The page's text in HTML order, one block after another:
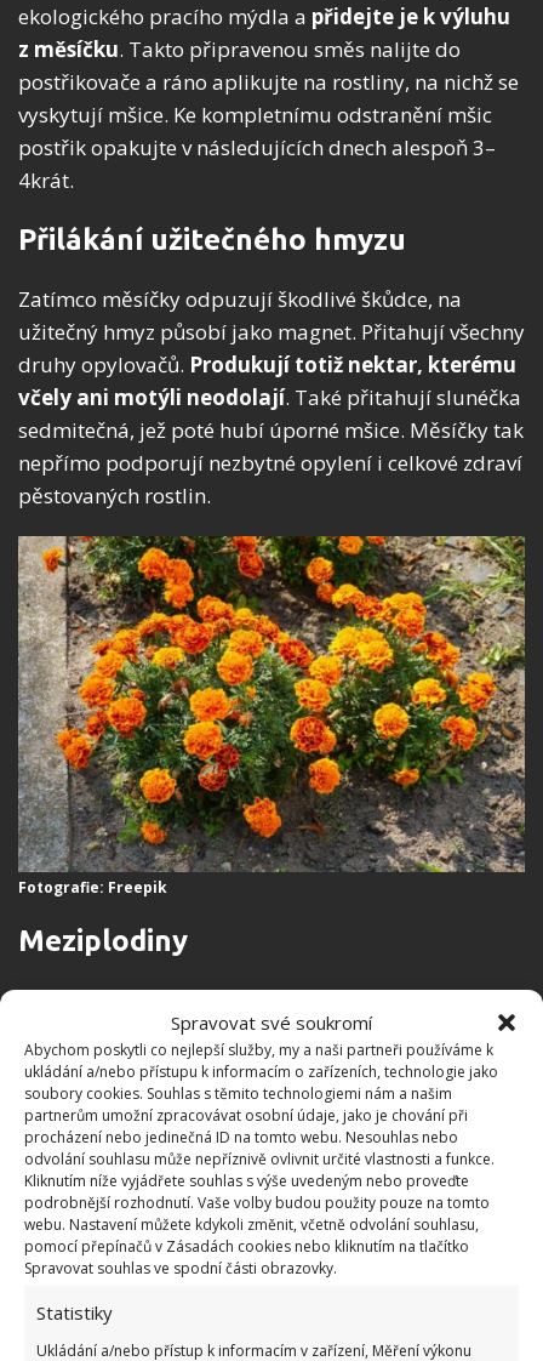
Spravovat své soukromí
Abychom poskytli co nejlepší služby, my a naši partneři používáme k
ukládání a/nebo přístupu k informacím o zařízeních, technologie jako
soubory cookies. Souhlas s těmito technologiemi nám a našim
partnerům umožní zpracovávat osobní údaje, jako je chování při
procházení nebo jedinečná ID na tomto webu. Nesouhlas nebo
odvolání souhlasu může nepříznivě ovlivnit určité vlastnosti a funkce.
Kliknutím níže vyjádřete souhlas s výše uvedeným nebo proveďte
podrobnější rozhodnutí. Vaše volby budou použity pouze na tomto
webu. Nastavení můžete kdykoli změnit, včetně odvolání souhlasu,
pomocí přepínačů v Zásadách cookies nebo kliknutím na tlačítko
Spravovat souhlas ve spodní části obrazovky.
Statistiky
Ukládání a/nebo přístup k informacím v zařízení, Měření výkonu
ekologického pracího mýdla a přidejte je k výluhu
z měsíčku. Takto připravenou směs nalijte do
postřikovače a ráno aplikujte na rostliny, na nichž se
vyskytují mšice. Ke kompletnímu odstranění mšic
postřik opakujte v následujících dnech alespoň 3–
4krát.
Přilákání užitečného hmyzu
Zatímco měsíčky odpuzují škodlivé škůdce, na
užitečný hmyz působí jako magnet. Přitahují všechny
druhy opylovačů. Produkují totiž nektar, kterému
včely ani motýli neodolají. Také přitahují slunéčka
sedmitečná, jež poté hubí úporné mšice. Měsíčky tak
nepřímo podporují nezbytné opylení i celkové zdraví
pěstovaných rostlin.
Fotografie: Freepik
Meziplodiny
znamená, že si s některými rostlinami poskytují
vzájemné výhody. Vysaďte je poblíž rajčat, paprik a
lilků, protože dokážou odradit hlístice, které
napadají kořeny rostlin.U melounů a okurek pak
měsíčky maskují jejich vůni, a ty tak budou méně
atraktivní pro škůdce. Měsíčky mají také hluboké a
rozsáhlé kořenové systémy, jež rozrušují zhutněnou
půdu, čímž zlepšují provzdušnění a odvodnění. Na
obohatí ji živinami a zlepší její celkovou strukturu.